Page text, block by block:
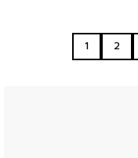
1 2